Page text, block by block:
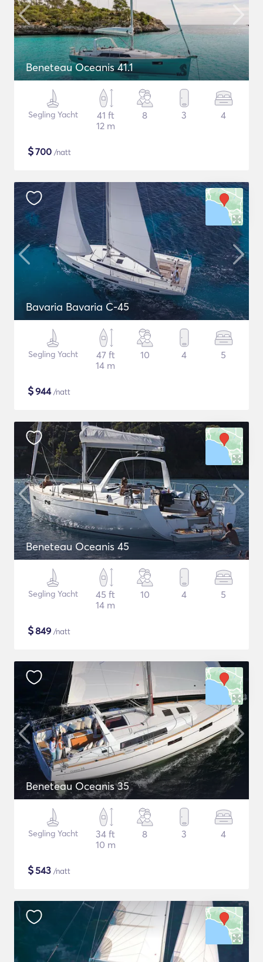
Beneteau Oceanis 41.1
Segling Yacht
41 ft
12 m
8 3 4
$700 /natt
Bavaria Bavaria C-45
Segling Yacht
47 ft
14 m
10 4 5
$944/natt
Beneteau Oceanis 45
Segling Yacht
45 ft
14 m
10 4 5
$849 /natt
Beneteau Oceanis 35
Segling Yacht
34 ft
10 m
8 3 4
$543 /natt